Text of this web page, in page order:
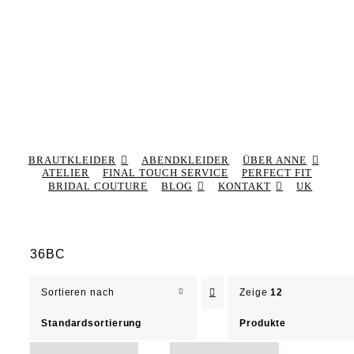
BRAUTKLEIDER ABENDKLEIDER
ÜBER ANNE
ATELIER
FINAL TOUCH SERVICE
PERFECT FIT
BRIDAL COUTURE
BLOG KONTAKT UK
36BC
Sortieren nach
Standardsortierung
Zeige12
Produkte